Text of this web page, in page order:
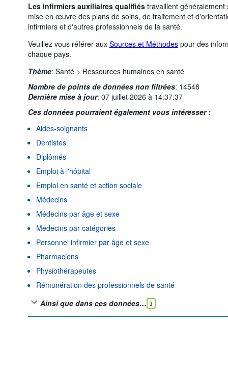
Les infirmiers auxiliaires qualifiéstravaillent généralement
mise en œuvre des plans de soins, de traitement et
infirmiers et d'autres professionnels de la santé.
Veuillez vous référer aux Sources et Méthodespour des
chaque pays.
Thème: Santé > Ressources humaines en santé
Nombre de points de données non filtrées: 14548
Dernière mise à jour: 07 juillet 2026 à 14:37:37
Ces données pourraient également vous intéresser :
Aides-soignants
Dentistes
Diplômés
Emploi à l'hôpital
Emploi en santé et action sociale
Médecins
Médecins par âge et sexe
Médecins par catégories
Personnel infirmier par âge et sexe
Pharmaciens
Physiothérapeutes
Rémunération des professionnels de santé
Ainsi que dans ces données… 2